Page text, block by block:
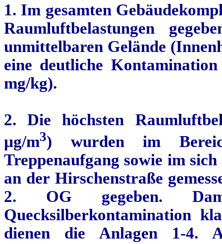
1. Im gesamten
Raumluftbelastungen
unmittelbaren Gelände
eine deutliche
mg/kg).
2. Die höchsten
µg/m3) wurden im
Treppenaufgang sowie im
an der Hirschenstraße
2. OG gegeben.
Quecksilberkontamination
dienen die Anlagen 1-4.